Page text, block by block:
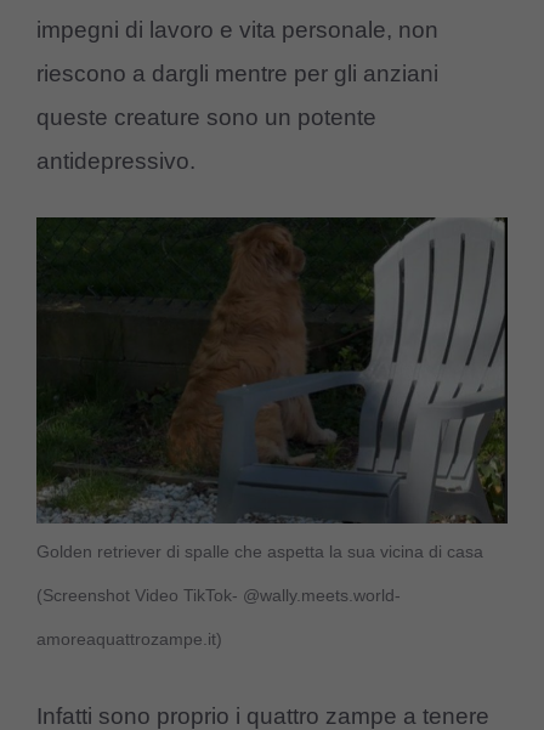
impegni di lavoro e vita personale, non
riescono a dargli mentre per gli anziani
queste creature sono un potente
antidepressivo.
Golden retriever di spalle che aspetta la sua vicina di casa
(Screenshot Video TikTok- @wally.meets.world-
amoreaquattrozampe.it)
Infatti sono proprio i quattro zampe a tenere